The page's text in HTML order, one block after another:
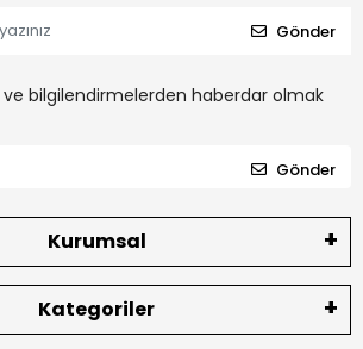
Gönder
bilgilendirmelerden haberdar olmak
Gönder
Kurumsal
Kategoriler